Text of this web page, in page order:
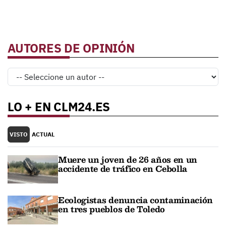
AUTORES DE OPINIÓN
LO + EN CLM24.ES
VISTO ACTUAL
Muere un joven de 26 años en un
accidente de tráfico en Cebolla
Ecologistas denuncia contaminación
en tres pueblos de Toledo